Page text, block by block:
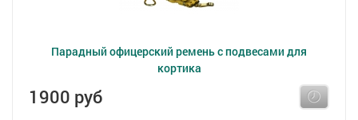
Парадный офицерский ремень с подвесами для
кортика
1900 руб